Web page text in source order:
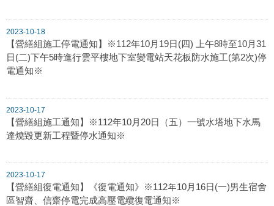
2023-10-18
【營繕組施工停電通知】※112年10月19日(四) 上午8時至10月31
日(二)下午5時進行雲平樓地下室變電站天花板防水施工(第2次)停
電通知※
2023-10-17
【營繕組施工通知】※112年10月20日（五）一號水塔地下水馬
達燒毀更新工程暨停水通知※
2023-10-17
【營繕組復電通知】《復電通知》※112年10月16日(一)男生宿舍
區智齋、信齋停電完成高壓電纜復電通知※